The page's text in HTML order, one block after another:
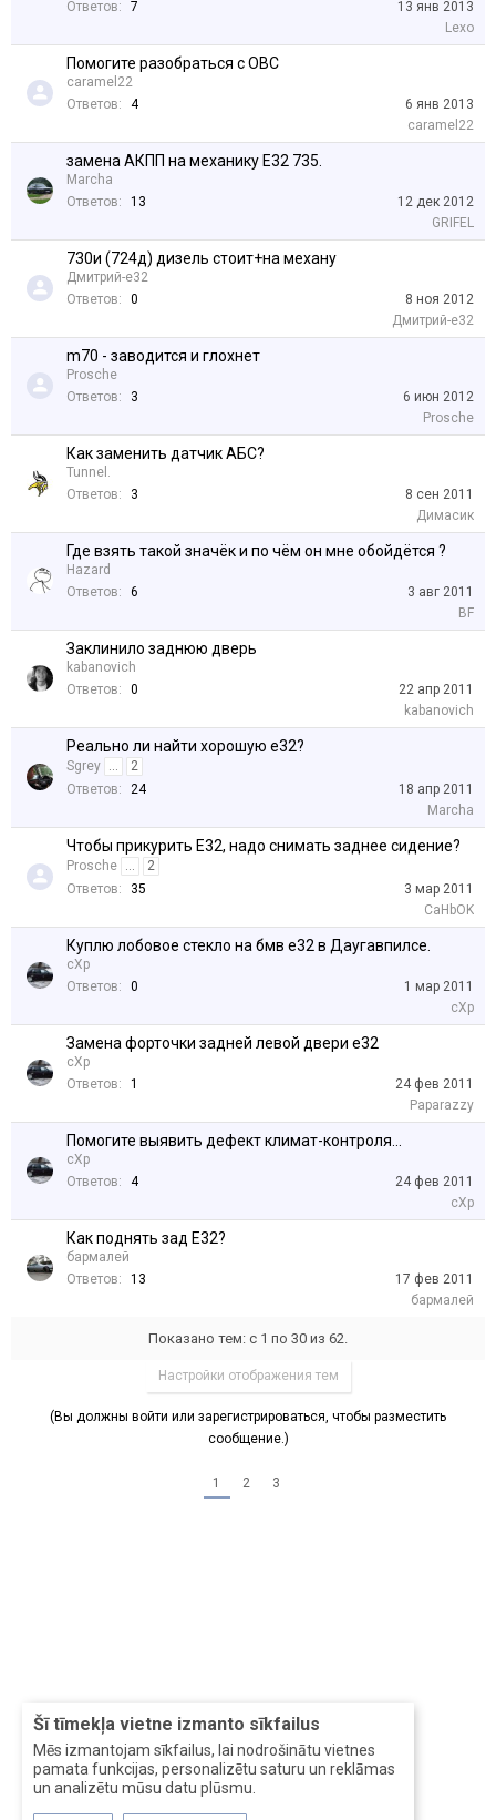
Šī tīmekļa vietne izmanto sīkfailus
Mēs izmantojam sīkfailus, lai nodrošinātu vietnes
pamata funkcijas, personalizētu saturu un reklāmas
un analizētu mūsu datu plūsmu.
Ответов:
7
13 янв 2013
Lexo
Помогите разобраться с OBC
caramel22
Ответов:
4
6 янв 2013
caramel22
замена АКПП на механику Е32 735.
Marcha
Ответов:
13
12 дек 2012
GRIFEL
730и (724д) дизель стоит+на механу
Дмитрий-е32
Ответов:
0
8 ноя 2012
Дмитрий-е32
m70 - заводится и глохнет
Prosche
Ответов:
3
6 июн 2012
Prosche
Как заменить датчик АБС?
Tunnel.
Ответов:
3
8 сен 2011
Димасик
Где взять такой значёк и по чём он мне обойдётся ?
Hazard
Ответов:
6
3 авг 2011
BF
Заклинило заднюю дверь
kabanovich
Ответов:
0
22 апр 2011
kabanovich
Реально ли найти хорошую е32?
Sgrey ...
2
Ответов:
24
18 апр 2011
Marcha
Чтобы прикурить Е32, надо снимать заднее сидение?
Prosche ...
2
Ответов:
35
3 мар 2011
CaHbOK
Куплю лобовое стекло на бмв е32 в Даугавпилсе.
cXp
Ответов:
0
1 мар 2011
cXp
Замена форточки задней левой двери е32
cXp
Ответов:
1
24 фев 2011
Paparazzy
Помогите выявить дефект климат-контроля...
cXp
Ответов:
4
24 фев 2011
cXp
Как поднять зад Е32?
бармалей
Ответов:
13
17 фев 2011
бармалей
Показано тем: с 1 по 30 из 62.
Настройки отображения тем
(Вы должны войти или зарегистрироваться, чтобы разместить
сообщение.)
1 2 3